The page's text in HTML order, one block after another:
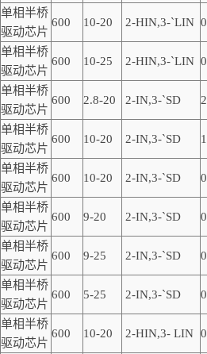
单相半桥
驱动芯片
600 10-20 2-HIN,3-`LIN
单相半桥
驱动芯片
600 10-25 2-HIN,3-`LIN
单相半桥
驱动芯片
600 2.8-20 2-IN,3-`SD
单相半桥
驱动芯片
600 10-20 2-IN,3-`SD
单相半桥
驱动芯片
600 10-20 2-IN,3-`SD
单相半桥
驱动芯片
600 9-20 2-IN,3-`SD
单相半桥
驱动芯片
600 9-25 2-IN,3-`SD
单相半桥
驱动芯片
600 5-25 2-IN,3-`SD
单相半桥
驱动芯片
600 10-20 2-HIN,3- LIN